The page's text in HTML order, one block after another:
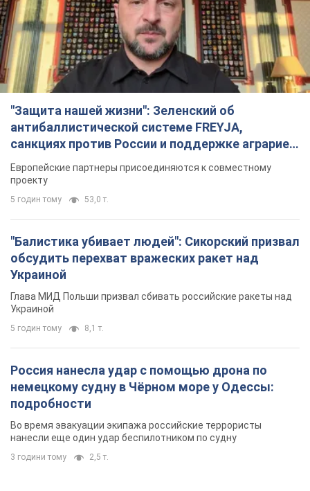
"Защита нашей жизни": Зеленский об
антибаллистической системе FREYJA,
санкциях против России и поддержке аграриев.
Видео
Европейские партнеры присоединяются к совместному
проекту
5 годин тому 53,0 т.
"Балистика убивает людей": Сикорский призвал
обсудить перехват вражеских ракет над
Украиной
Глава МИД Польши призвал сбивать российские ракеты над
Украиной
5 годин тому 8,1 т.
Россия нанесла удар с помощью дрона по
немецкому судну в Чёрном море у Одессы:
подробности
Во время эвакуации экипажа российские террористы
нанесли еще один удар беспилотником по судну
3 години тому 2,5 т.